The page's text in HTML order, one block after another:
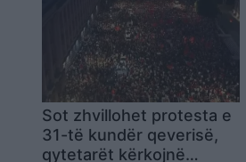
Sot zhvillohet protesta e
31-të kundër qeverisë,
qytetarët kërkojnë